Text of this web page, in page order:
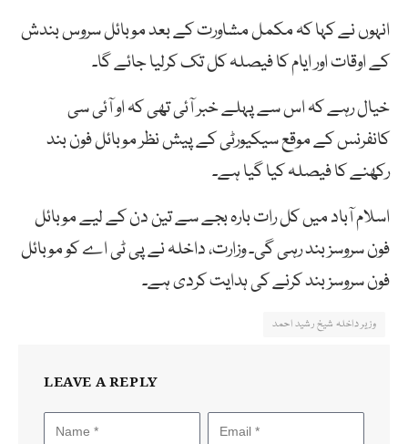
انہوں نے کہا کہ مکمل مشاورت کے بعد موبائل سروس بندش
کے اوقات اور ایام کا فیصلہ کل تک کرلیا جائے گا۔
خیال رہے کہ اس سے پہلے خبر آئی تھی کہ او آئی سی
کانفرنس کے موقع سیکیورٹی کے پیش نظر موبائل فون بند
رکھنے کا فیصلہ کیا گیا ہے۔
اسلام آباد میں کل رات بارہ بجے سے تین دن کے لیے موبائل
فون سروسز بند رہی گی۔ وزارت، داخلہ نے پی ٹی اے کو موبائل
فون سروسز بند کرنے کی ہدایت کردی ہے۔
وزیر داخلہ شیخ رشید احمد
LEAVE A REPLY